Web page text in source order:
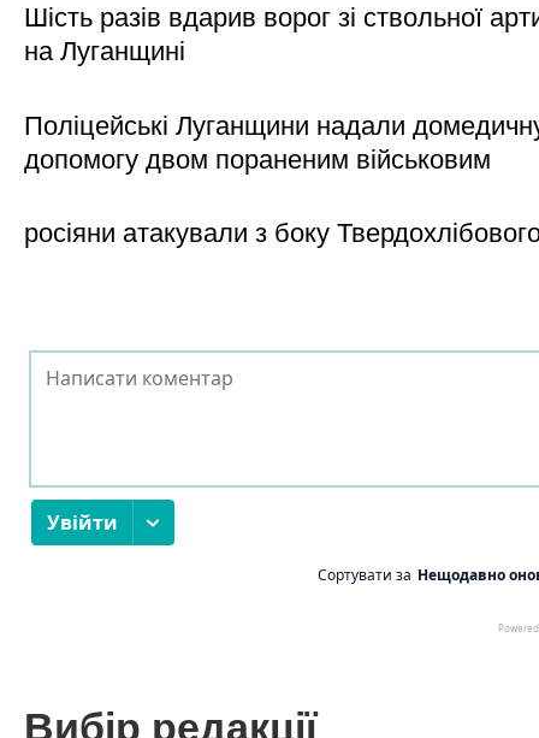
Шість разів вдарив ворог зі ствольної
на Луганщині
Поліцейські Луганщини надали
допомогу двом пораненим військовим
росіяни атакували з боку
Вибір редакції